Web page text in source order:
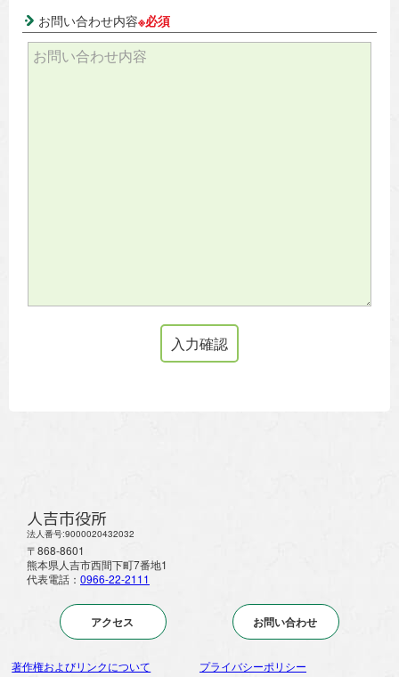
お問い合わせ内容※必須
人吉市役所
法人番号:9000020432032
〒868-8601
熊本県人吉市西間下町7番地1
代表電話： 0966-22-2111
アクセス お問い合わせ
著作権およびリンクについて
プライバシーポリシー